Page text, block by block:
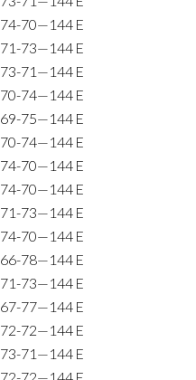
74-70—144 E
71-73—144 E
73-71—144 E
70-74—144 E
69-75—144 E
70-74—144 E
74-70—144 E
74-70—144 E
71-73—144 E
74-70—144 E
66-78—144 E
71-73—144 E
67-77—144 E
72-72—144 E
73-71—144 E